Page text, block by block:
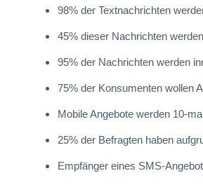
98% der Textnachrichten
45% dieser Nachrichten
95% der Nachrichten werden
75% der Konsumenten wollen
Mobile Angebote werden 10-
25% der Befragten haben
Empfänger eines SMS-